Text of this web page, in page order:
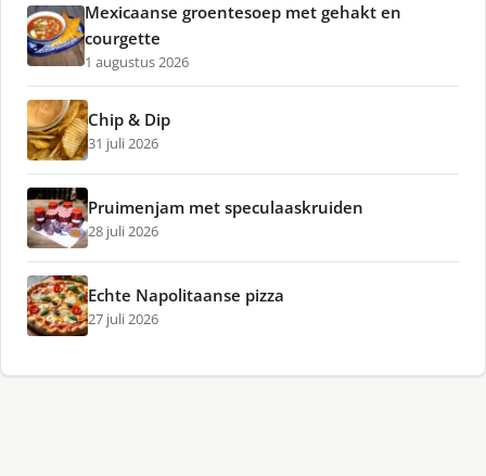
Mexicaanse groentesoep met gehakt en
courgette
1 augustus 2026
Chip & Dip
31 juli 2026
Pruimenjam met speculaaskruiden
28 juli 2026
Echte Napolitaanse pizza
27 juli 2026